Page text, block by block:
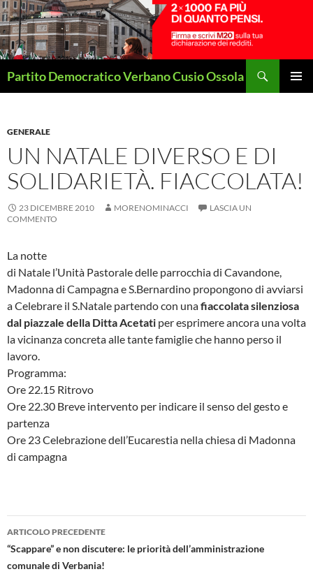
Vai
al
contenuto
Partito Democratico Verbano Cusio Ossola
GENERALE
UN NATALE DIVERSO E DI
SOLIDARIETÀ. FIACCOLATA!
23 DICEMBRE 2010 MORENOMINACCI
LASCIA UN
COMMENTO
La notte
di Natale l’Unità Pastorale delle parrocchia di Cavandone,
Madonna di Campagna e S.Bernardino propongono di avviarsi
a Celebrare il S.Natale partendo con unafiaccolata silenziosa
dal piazzale della Ditta Acetati per esprimere ancora una volta
la vicinanza concreta alle tante famiglie che hanno perso il
lavoro.
Programma:
Ore 22.15 Ritrovo
Ore 22.30 Breve intervento per indicare il senso del gesto e
partenza
Ore 23 Celebrazione dell’Eucarestia nella chiesa di Madonna
di campagna
Navigazione
articolo
ARTICOLO PRECEDENTE
“Scappare” e non discutere: le priorità dell’amministrazione
comunale di Verbania!